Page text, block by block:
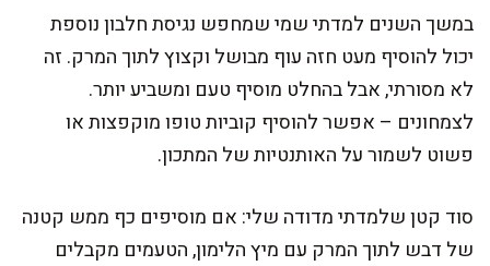
במשך השנים למדתי שמי שמחפש נגיסת חלבון נוספת
יכול להוסיף מעט חזה עוף מבושל וקצוץ לתוך המרק. זה
לא מסורתי, אבל בהחלט מוסיף טעם ומשביע יותר.
לצמחונים – אפשר להוסיף קוביות טופו מוקפצות או
פשוט לשמור על האותנטיות של המתכון.
סוד קטן שלמדתי מדודה שלי: אם מוסיפים כף ממש קטנה
של דבש לתוך המרק עם מיץ הלימון, הטעמים מקבלים